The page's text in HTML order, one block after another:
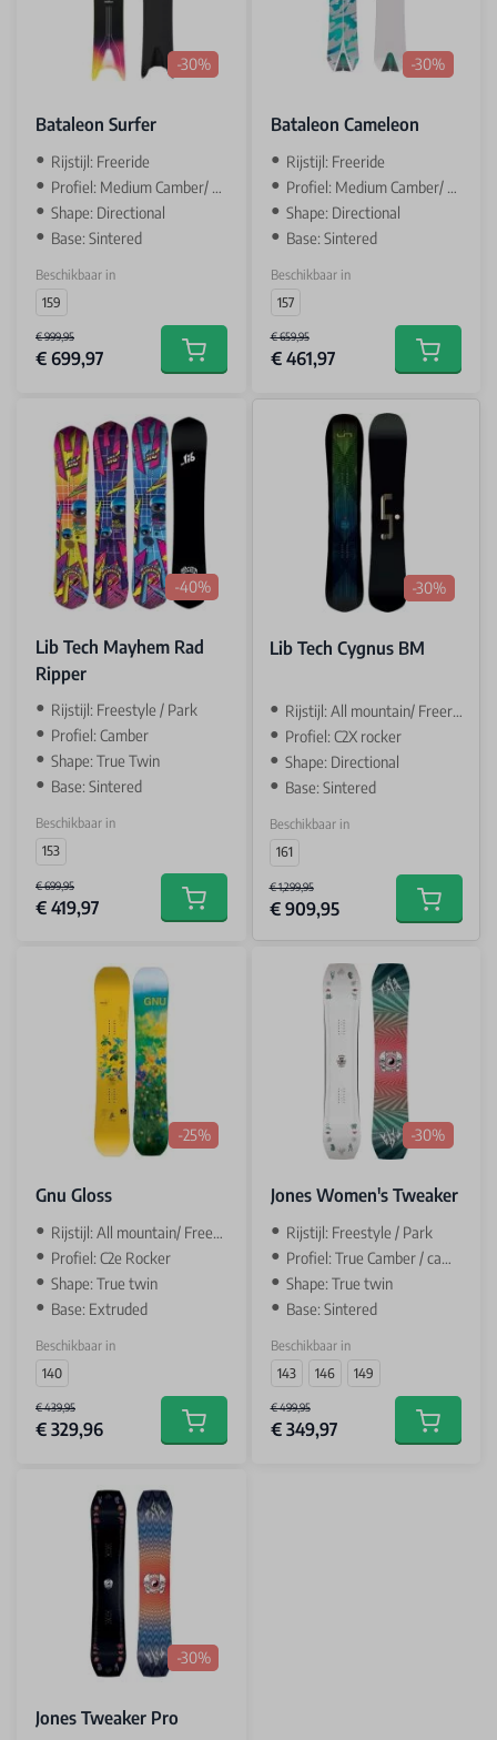
-30%
Bataleon Surfer
Rijstijl: Freeride
Profiel: Medium Camber/ Camber
Shape: Directional
Base: Sintered
Beschikbaar in
159
€ 999,95
€ 699,97 Add to cart
-30%
Bataleon Cameleon
Rijstijl: Freeride
Profiel: Medium Camber/ Camber
Shape: Directional
Base: Sintered
Beschikbaar in
157
€ 659,95
€ 461,97 Add to
-40%
Lib Tech Mayhem Rad
Ripper
Rijstijl: Freestyle / Park
Profiel: Camber
Shape: True Twin
Base: Sintered
Beschikbaar in
153
€ 699,95
€ 419,97 Add to cart
-30%
Lib Tech Cygnus BM
Rijstijl: All mountain/ Freeride
Profiel: C2X rocker
Shape: Directional
Base: Sintered
Beschikbaar in
161
€ 1,299,95
€ 909,95 Add to
-25%
Gnu Gloss
Rijstijl: All mountain/ Freestyle
Profiel: C2e Rocker
Shape: True twin
Base: Extruded
Beschikbaar in
140
€ 439,95
€ 329,96 Add to cart
-30%
Jones Women's Tweaker
Rijstijl: Freestyle / Park
Profiel: True Camber / camber
Shape: True twin
Base: Sintered
Beschikbaar in
143
146 149
€ 499,95
€ 349,97 Add to
-30%
Jones Tweaker Pro